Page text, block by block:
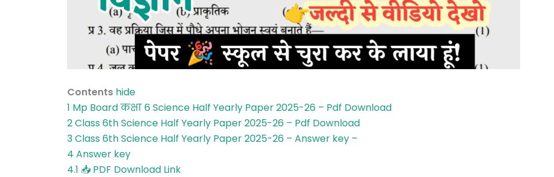
Contents hide
1 Mp Board कक्षा 6 Science Half Yearly Paper 2025-26 – Pdf Download
2Class 6th Science Half Yearly Paper 2025-26 – Pdf Download
3Class 6th Science Half Yearly Paper 2025-26 – Answer key –
4 Answer key
4.1 📥 PDF Download Link